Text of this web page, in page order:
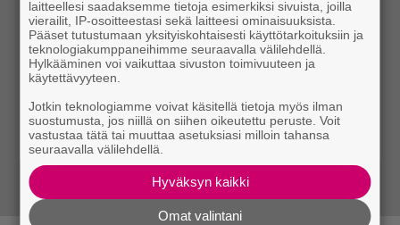
laitteellesi saadaksemme tietoja esimerkiksi sivuista, joilla
vierailit, IP-osoitteestasi sekä laitteesi ominaisuuksista.
Pääset tutustumaan yksityiskohtaisesti käyttötarkoituksiin ja
teknologiakumppaneihimme seuraavalla välilehdellä.
Hylkääminen voi vaikuttaa sivuston toimivuuteen ja
käytettävyyteen.
Jotkin teknologiamme voivat käsitellä tietoja myös ilman
suostumusta, jos niillä on siihen oikeutettu peruste. Voit
vastustaa tätä tai muuttaa asetuksiasi milloin tahansa
seuraavalla välilehdellä.
Hyväksyn kaikki
Omat valintani